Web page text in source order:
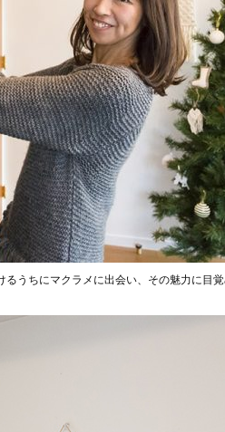
るうちにマクラメに出会い、その魅力に目覚